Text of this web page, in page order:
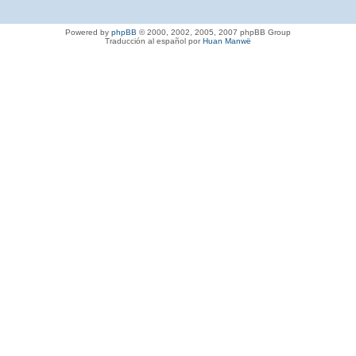
Powered by phpBB © 2000, 2002, 2005, 2007 phpBB Group
Traducción al español porHuan Manwë